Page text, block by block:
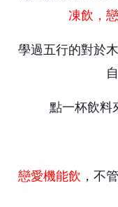
凍飲，
學過五行的對於
點一杯飲料
戀愛機能飲 ，不